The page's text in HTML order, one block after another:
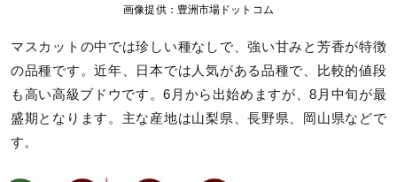
画像提供：豊洲市場ドットコム
マスカットの中では珍しい種なしで、強い甘みと芳香が特徴
の品種です。近年、日本では人気がある品種で、比較的値段
も高い高級ブドウです。6月から出始めますが、8月中旬が最
盛期となります。主な産地は山梨県、長野県、岡山県などで
す。